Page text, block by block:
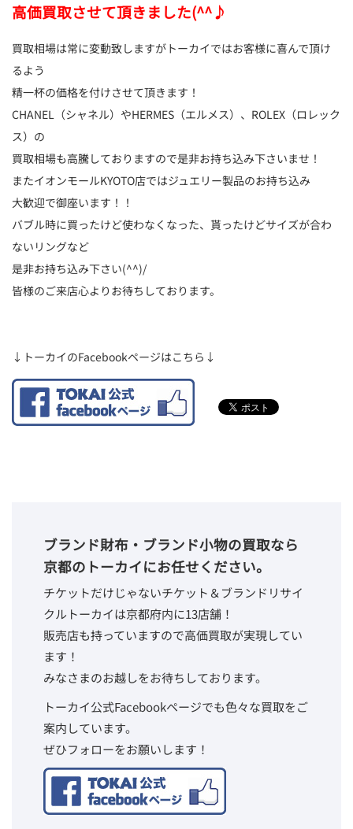
高価買取させて頂きました(^^♪
買取相場は常に変動致しますがトーカイではお客様に喜んで頂け
るよう
精一杯の価格を付けさせて頂きます！
CHANEL（シャネル）やHERMES（エルメス）、ROLEX（ロレック
ス）の
買取相場も高騰しておりますので是非お持ち込み下さいませ！
またイオンモールKYOTO店ではジュエリー製品のお持ち込み
大歓迎で御座います！！
バブル時に買ったけど使わなくなった、貰ったけどサイズが合わ
ないリングなど
是非お持ち込み下さい(^^)/
皆様のご来店心よりお待ちしております。
↓トーカイのFacebookページはこちら↓
ブランド財布・ブランド小物の買取なら
京都のトーカイにお任せください。
チケットだけじゃないチケット＆ブランドリサイ
クルトーカイは京都府内に13店舗！
販売店も持っていますので高価買取が実現してい
ます！
みなさまのお越しをお待ちしております。
トーカイ公式Facebookページでも色々な買取をご
案内しています。
ぜひフォローをお願いします！